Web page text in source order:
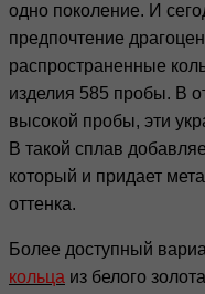
одно поколение. И
предпочтение
распространенные
изделия 585 пробы. В
высокой пробы, эти
В такой сплав
который и придает
оттенка.
Более доступный
кольца из белого